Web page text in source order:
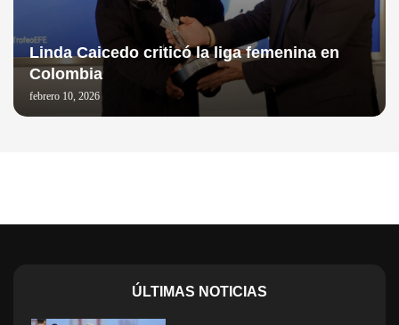
Linda Caicedo criticó la liga femenina en
Colombia
febrero 10, 2026
ÚLTIMAS NOTICIAS